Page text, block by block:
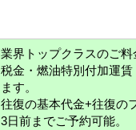
業界トップクラスのご
税金・燃油特別付加運
ます。
往復の基本代金+往復の
3日前までご予約可能。